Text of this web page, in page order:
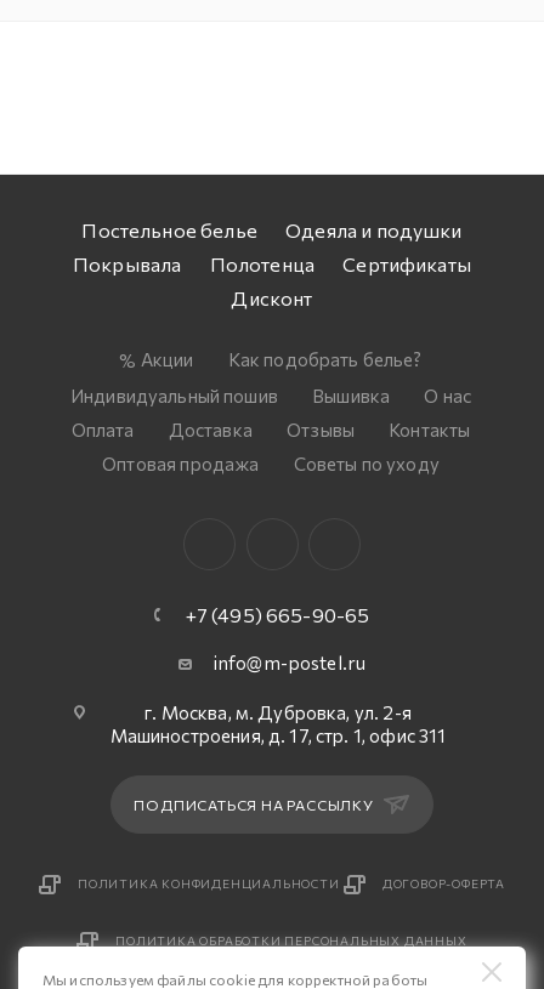
Постельное белье
Одеяла и подушки
Покрывала
Полотенца
Сертификаты
Дисконт
Акции
Как подобрать белье?
Индивидуальный пошив
Вышивка
О нас
Оплата
Доставка Отзывы
Контакты
Оптовая продажа
Советы по уходу
+7 (495) 665-90-65
info@m-postel.ru
г. Москва, м. Дубровка, ул. 2-я
Машиностроения, д. 17, стр. 1, офис 311
ПОДПИСАТЬСЯ НА РАССЫЛКУ
ПОЛИТИКА КОНФИДЕНЦИАЛЬНОСТИ ДОГОВОР-ОФЕРТА
ПОЛИТИКА ОБРАБОТКИ ПЕРСОНАЛЬНЫХ ДАННЫХ
Мы используем файлы cookie для корректной работы